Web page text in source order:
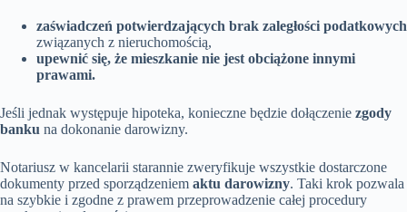
zaświadczeń potwierdzających brak zaległości podatkowych
związanych z nieruchomością,
upewnić się, że mieszkanie nie jest obciążone innymi
prawami.
Jeśli jednak występuje hipoteka, konieczne będzie dołączenie zgody
banku na dokonanie darowizny.
Notariusz w kancelarii starannie zweryfikuje wszystkie dostarczone
dokumenty przed sporządzeniem aktu darowizny. Taki krok pozwala
na szybkie i zgodne z prawem przeprowadzenie całej procedury